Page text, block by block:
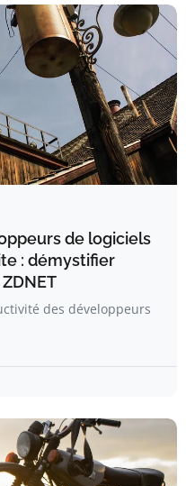
de logiciels
: démystifier
des développeurs